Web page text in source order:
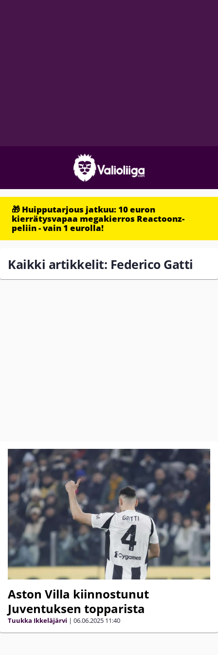
🎁 Huipputarjous jatkuu: 10 euron
kierrätysvapaa megakierros Reactoonz-
peliin - vain 1 eurolla!
Kaikki artikkelit: Federico Gatti
Aston Villa kiinnostunut
Juventuksen topparista
Tuukka Ikkeläjärvi | 06.06.2025 11:40